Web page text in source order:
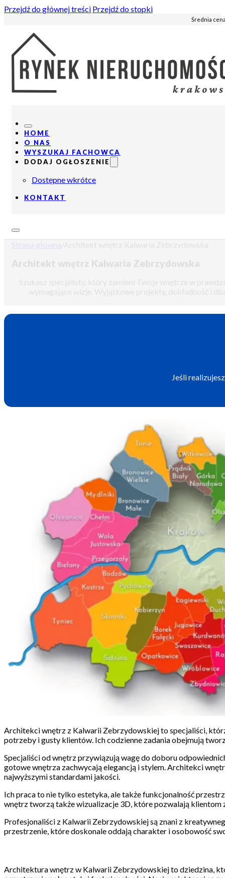
Przejdź do głównej treści Przejdź do stopki
Średnia
HOME
O NAS
WYSZUKAJ FACHOWCA
DODAJ OGŁOSZENIE
Dostępne wkrótce
KONTAKT
Jeśli
Architekci wnętrz z Kalwarii Zebrzydowskiej to specjaliści,
potrzeby i gusty klientów. Ich codzienne zadania obejmują
Specjaliści od wnętrz przywiązują wagę do doboru
gotowe wnętrza zachwycają elegancją i stylem. Architekci
najwyższymi standardami jakości.
Ich praca to nie tylko estetyka, ale także funkcjonalność
wnętrz tworzą także wizualizacje 3D, które pozwalają
Profesjonaliści z Kalwarii Zebrzydowskiej są znani z
przestrzenie, które doskonale oddają charakter i osobowość
Architektura wnętrz w Kalwarii Zebrzydowskiej to dziedzina,